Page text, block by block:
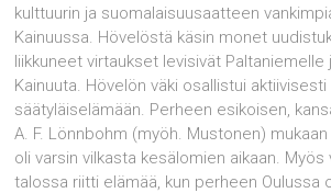
kulttuurin ja suomalaisuusaatteen
Kainuussa. Hövelöstä käsin monet
liikkuneet virtaukset levisivät Paltaniemelle
Kainuuta. Hövelön väki osallistui
säätyläiselämään. Perheen esikoisen,
A. F. Lönnbohm (myöh. Mustonen)
oli varsin vilkasta kesälomien aikaan.
talossa riitti elämää, kun perheen Oulussa